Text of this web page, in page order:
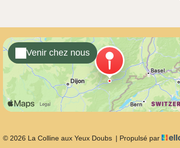
Venir chez nous
© 2026 La Colline aux Yeux Doubs | Propulsé par